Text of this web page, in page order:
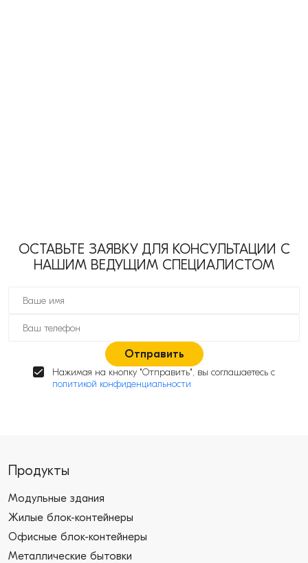
ОСТАВЬТЕ ЗАЯВКУ ДЛЯ КОНСУЛЬТАЦИИ С
НАШИМ ВЕДУЩИМ СПЕЦИАЛИСТОМ
Отправить
Нажимая на кнопку "Отправить", вы соглашаетесь с
политикой конфиденциальности
Продукты
Модульные здания
Жилые блок-контейнеры
Офисные блок-контейнеры
Металлические бытовки